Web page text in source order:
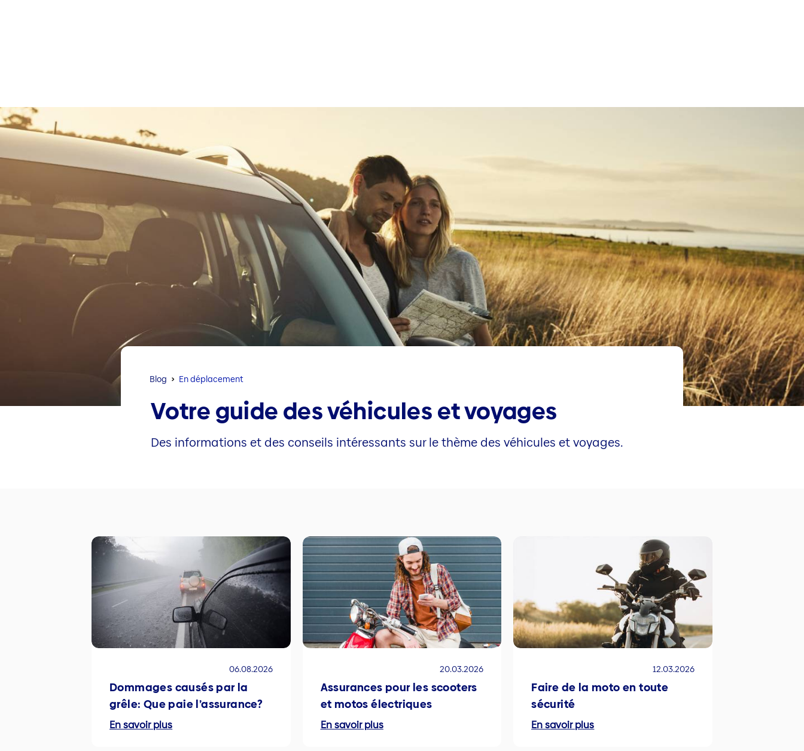
Blog En déplacement
Votre guide des véhicules et voyages
Des informations et des conseils intéressants sur le thème des véhicules et voyages.
06.08.2026
Dommages causés par la
grêle: Que paie l’assurance?
En savoir plus
20.03.2026
Assurances pour les scooters
et motos électriques
En savoir plus
12.03.2026
Faire de la moto en toute
sécurité
En savoir plus